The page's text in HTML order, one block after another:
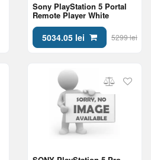
Sony PlayStation 5 Portal
Remote Player White
5034.05 lei 5299 lei